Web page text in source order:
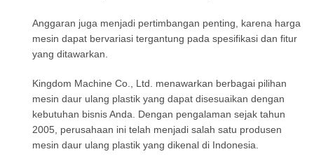
Anggaran juga menjadi pertimbangan penting, karena harga
mesin dapat bervariasi tergantung pada spesifikasi dan fitur
yang ditawarkan.
Kingdom Machine Co., Ltd. menawarkan berbagai pilihan
mesin daur ulang plastik yang dapat disesuaikan dengan
kebutuhan bisnis Anda. Dengan pengalaman sejak tahun
2005, perusahaan ini telah menjadi salah satu produsen
mesin daur ulang plastik yang dikenal di Indonesia.